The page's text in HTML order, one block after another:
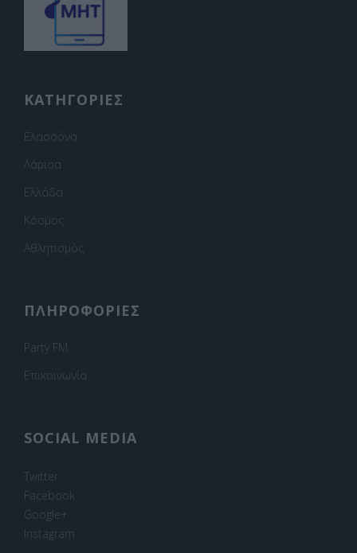
ΚΑΤΗΓΟΡΙΕΣ
Ελασσόνα
Λάρισα
Ελλάδα
Κόσμος
Αθλητισμός
ΠΛΗΡΟΦΟΡΙΕΣ
Party FM
Επικοινωνία
SOCIAL MEDIA
Twitter
Facebook
Google+
Instagram